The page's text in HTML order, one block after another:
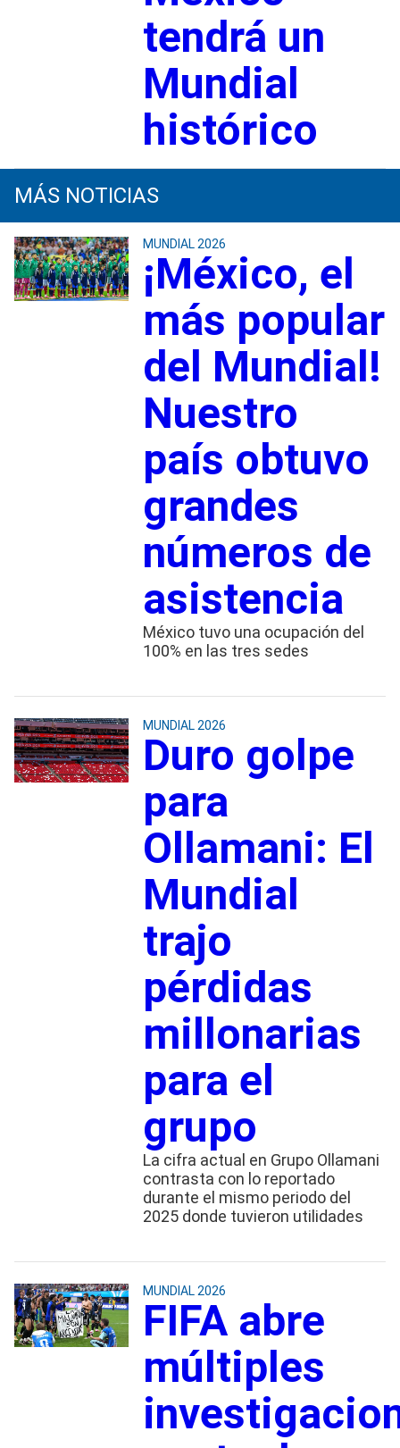
tendrá un
Mundial
histórico
MÁS NOTICIAS
MUNDIAL 2026
¡México, el
más popular
del Mundial!
Nuestro
país obtuvo
grandes
números de
asistencia
México tuvo una ocupación del
100% en las tres sedes
MUNDIAL 2026
Duro golpe
para
Ollamani: El
Mundial
trajo
pérdidas
millonarias
para el
grupo
La cifra actual en Grupo Ollamani
contrasta con lo reportado
durante el mismo periodo del
2025 donde tuvieron utilidades
MUNDIAL 2026
FIFA abre
múltiples